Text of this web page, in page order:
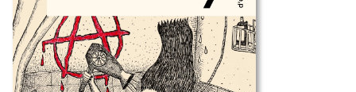
Les éditions Zoé
Diffusion
Médiation culturelle